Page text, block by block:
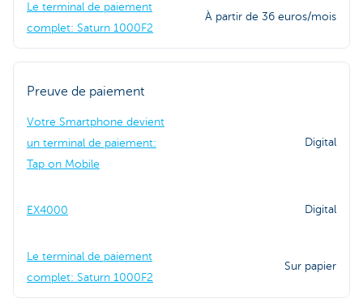
Le terminal de paiement
complet: Saturn 1000F2
À partir de 36 euros/mois
Preuve de paiement
Votre Smartphone devient
un terminal de paiement:
Tap on Mobile
Digital
EX4000 Digital
Le terminal de paiement
complet: Saturn 1000F2
Sur papier